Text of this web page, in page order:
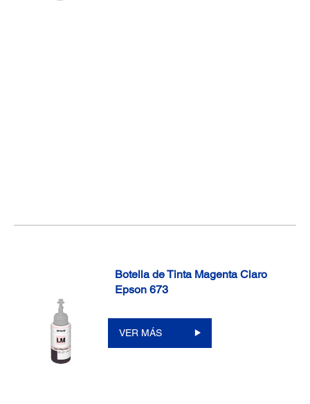
Botella de Tinta Magenta Claro
Epson 673
VER MÁS